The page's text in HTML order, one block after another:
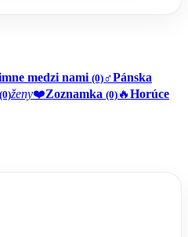
medzi nami (0)♂️Pánska
(0)ženy❤️Zoznamka (0) 🔥Horúce